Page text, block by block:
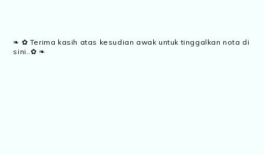
❧ ✿ Terima kasih atas kesudian awak untuk tinggalkan nota di
sini..✿ ❧